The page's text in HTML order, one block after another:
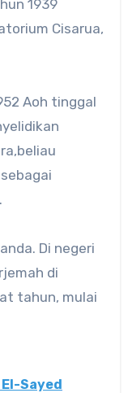
1939
Cisarua,
Aoh tinggal
Di negeri
di
tahun, mulai
Sayed